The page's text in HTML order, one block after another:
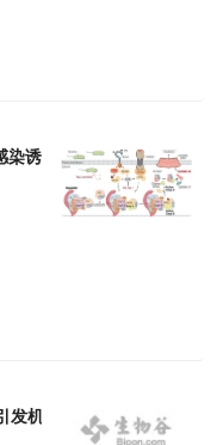
染诱导宿主细胞焦亡机制
发机体感染的分子机制